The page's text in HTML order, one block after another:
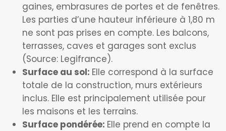
gaines, embrasures de portes et de fenêtres.
Les parties d’une hauteur inférieure à 1,80 m
ne sont pas prises en compte. Les balcons,
terrasses, caves et garages sont exclus
(Source: Legifrance).
Surface au sol: Elle correspond à la surface
totale de la construction, murs extérieurs
inclus. Elle est principalement utilisée pour
les maisons et les terrains.
Surface pondérée: Elle prend en compte la